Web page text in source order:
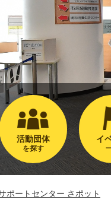
活動団体
を探す
イ
ポートセンター さポット